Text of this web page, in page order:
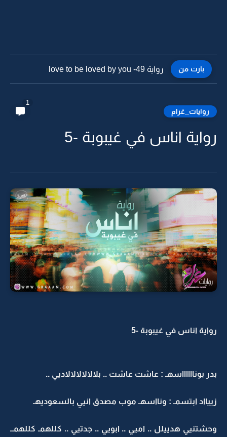
بارت من رواية love to be loved by you -48
روايات_غرام
1
رواية اناس في غيبوبة -5
رواية اناس في غيبوبة -5
بدر بونااااااسهـ : عاشت عاشت .. بلالالالالالاديي ..
زييااد ابتسمـ : ونااسهـ موب مصدق انيي بالسعوديهـ
وحشتنيي هدييلل .. اميي .. ابويي .. جدتيي .. كللهمـ كللهمــ